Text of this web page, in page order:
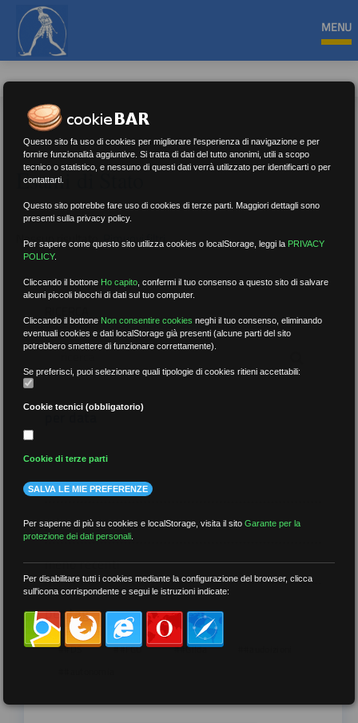
MENU
Esami di Stato
Nessun risultato.Rimuovi filtri
per data
più recenti
meno recenti
per tag
##DS ##FGU ##Gilda
Questo sito fa uso di cookies per migliorare l'esperienza di navigazione e per
fornire funzionalità aggiuntive. Si tratta di dati del tutto anonimi, utili a scopo
tecnico o statistico, e nessuno di questi dati verrà utilizzato per identificarti o per
contattarti.
Questo sito potrebbe fare uso di cookies di terze parti. Maggiori dettagli sono
presenti sulla privacy policy.
Per sapere come questo sito utilizza cookies o localStorage, leggi la PRIVACY
POLICY.
Cliccando il bottone Ho capito ,confermi il tuo consenso a questo sito di salvare
alcuni piccoli blocchi di dati sul tuo computer.
Cliccando il bottone Non consentire cookies neghi il tuo consenso, eliminando
eventuali cookies e dati localStorage già presenti (alcune parti del sito
potrebbero smettere di funzionare correttamente).
Se preferisci, puoi selezionare quali tipologie di cookies ritieni accettabili:
Cookie tecnici (obbligatorio)
Cookie di terze parti
SALVA LE MIE PREFERENZE
Per saperne di più su cookies e localStorage, visita il sitoGarante per la
protezione dei dati personali
Per disabilitare tutti i cookies mediante la configurazione del browser, clicca
sull'icona corrispondente e segui le istruzioni indicate: